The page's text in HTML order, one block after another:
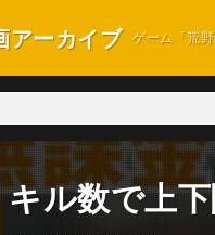
アーカイブ ゲーム「荒
ル数で上